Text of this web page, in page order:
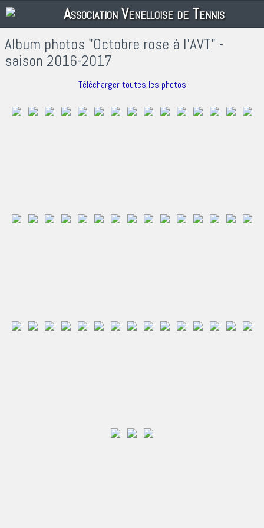
Association Venelloise de Tennis
Album photos "Octobre rose à l'AVT" -
saison 2016-2017
Télécharger toutes les photos